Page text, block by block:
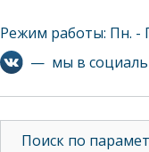
Режим работы: Пн. -
— мы в
Поиск по